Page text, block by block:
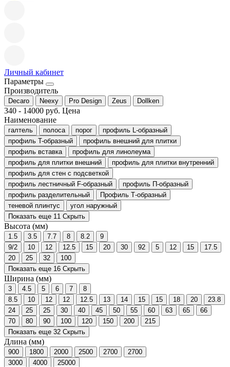
Личный кабинет
Параметры
Производитель
Decaro Neexy Pro Design Zeus Dollken
340 - 14000 руб. Цена
Наименование
галтель полоса порог
профиль L-образный
профиль T-образный
профиль внешний для плитки
профиль вставка
профиль для линолеума
профиль для плитки внешний
профиль для плитки внутренний
профиль для стен с подсветкой
профиль лестничный F-образный
профиль П-образный
профиль разделительный
Профиль Т-образный
теневой плинтус
угол наружный
Показать еще 11 Скрыть
Высота (мм)
1.5 3.5 7.7 8 8.2
9
9/2
10 12 12.5 15 20 30 92 5 12 15
17.5
20
25 32
100
Показать еще 16 Скрыть
Ширина (мм)
3 4.5 5 6 7
8
8.5
10 12 12 12.5 13 14 15 15 18 20
23.8
24
25 25 30 40 45 50 55 60 63 65
66
70
80 90 100 120 150 200
215
Показать еще 32 Скрыть
Длина (мм)
900 1800 2000 2500 2700
2700
3000
4000
25000